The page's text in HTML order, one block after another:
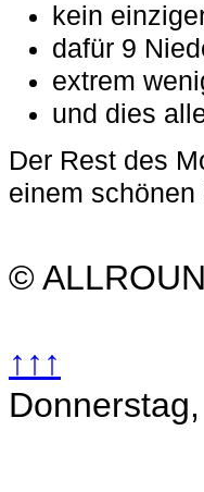
kein
dafür 9
extrem
und dies
Der Rest des
einem
©
↑↑↑